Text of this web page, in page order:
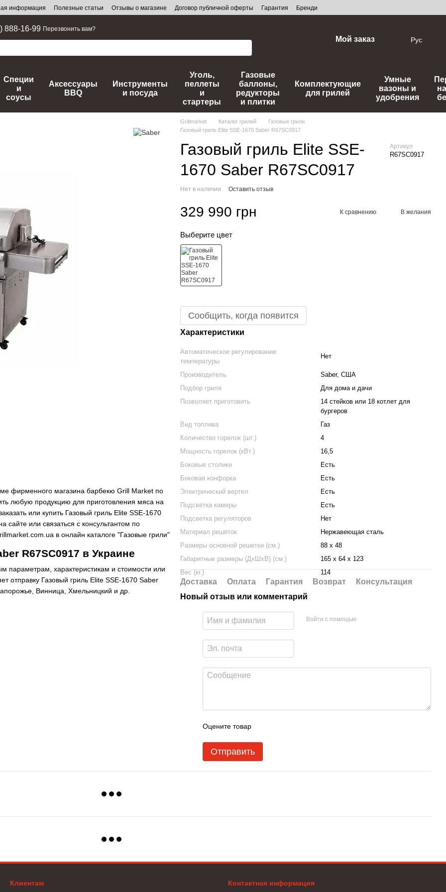
информация Полезные статьи Отзывы о магазине Договор публичной оферты Гарантия Бренди
888-16-99 Перезвонить вам?
Мой заказ Рус
Специи
и
соусы
Аксессуары
BBQ
Инструменты
и посуда
Уголь,
пеллеты
и
стартеры
Газовые
баллоны,
редукторы
и плитки
Комплектующие
для грилей
Умные
вазоны и
удобрения
фирменного магазина барбекю Grill Market по
любую продукцию для приготовления мяса на
или купить Газовый гриль Elite SSE-1670
сайте или связаться с консультантом по
в онлайн каталоге "Газовые грили"
R67SC0917 в Украине
параметрам, характеристикам и стоимости или
отправку Газовый гриль Elite SSE-1670 Saber
Винница, Хмельницкий и др.
Grillmarket Каталог грилей
Газовые грили
Газовый гриль Elite SSE-1670 Saber R67SC0917
Газовый гриль Elite SSE-
1670 Saber R67SC0917
Артикул
R67SC0917
Нет в наличии Оставить отзыв
329 990 грн К сравнению В желания
Выберите цвет
Сообщить, когда появится
Характеристики
Автоматическое регулирование
температуры
Нет
Производитель
Saber, США
Подбор гриля
Для дома и дачи
Позволяет приготовить
14 стейков или 18 котлет для
бургеров
Вид топлива
Газ
Количество горелок (шт.)
4
Мощность горелок (кВт.)
16,5
Боковые столики
Есть
Боковая конфорка
Есть
Электрический вертел
Есть
Подсветка камеры
Есть
Подсветка регуляторов
Нет
Материал решёток
Нержавеющая сталь
Размеры основной решетки (см.)
88 х 48
Габаритные размеры (ДхШхВ) (см.)
165 х 64 х 123
Вес (кг.)
114
Доставка Оплата Гарантия Возврат
Консультация
Новый отзыв или комментарий
Войти с помощью
Оцените товар
Отправить
Клиентам Контактная информация